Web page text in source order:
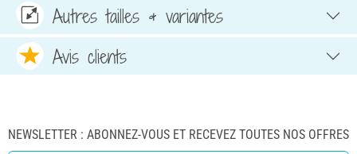
Autres tailles & variantes
Avis clients
NEWSLETTER : ABONNEZ-VOUS ET RECEVEZ TOUTES NOS OFFRES